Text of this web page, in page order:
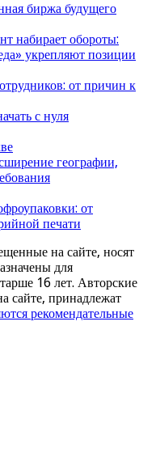
биржа будущего
набирает обороты:
укрепляют позиции
от причин к
с нуля
географии,
от
печати
на сайте, носят
для
16 лет. Авторские
сайте, принадлежат
рекомендательные